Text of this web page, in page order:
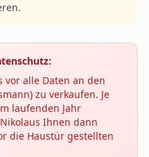
alle Daten an den
zu verkaufen. Je
laufenden Jahr
Ihnen dann
die Haustür gestellten